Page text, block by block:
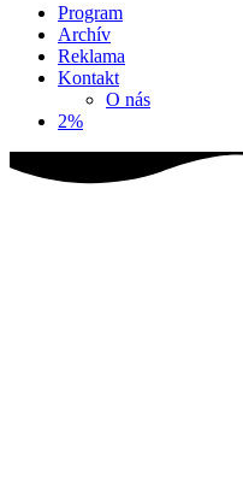
Program
Archív
Reklama
Kontakt
O nás
2%